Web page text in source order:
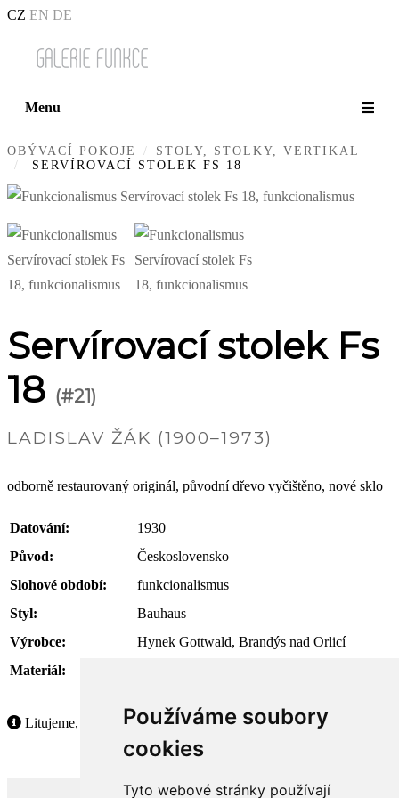
Používáme soubory
cookies
Tyto webové stránky používají
CZ EN DE
Menu
OBÝVACÍ POKOJE
STOLY, STOLKY, VERTIKAL
SERVÍROVACÍ STOLEK FS 18
Servírovací stolek Fs
18 (#21)
LADISLAV ŽÁK (1900–1973)
odborně restaurovaný originál, původní dřevo vyčištěno, nové sklo
Datování:
1930
Původ:
Československo
Slohové období:
funkcionalismus
Styl:
Bauhaus
Výrobce:
Hynek Gottwald, Brandýs nad Orlicí
Materiál:
Litujeme, ale tento produkt již není dostupný.